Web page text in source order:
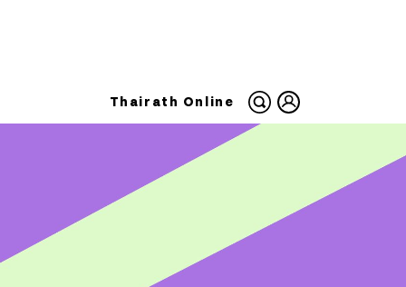
Thairath Online